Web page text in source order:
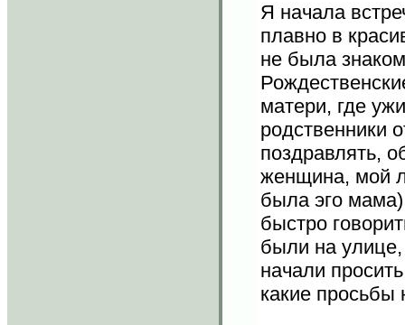
Я начала
плавно в
не была
матери, где
родственники
поздравлять,
женщина, мой
была эго
быстро
были на
начали
какие